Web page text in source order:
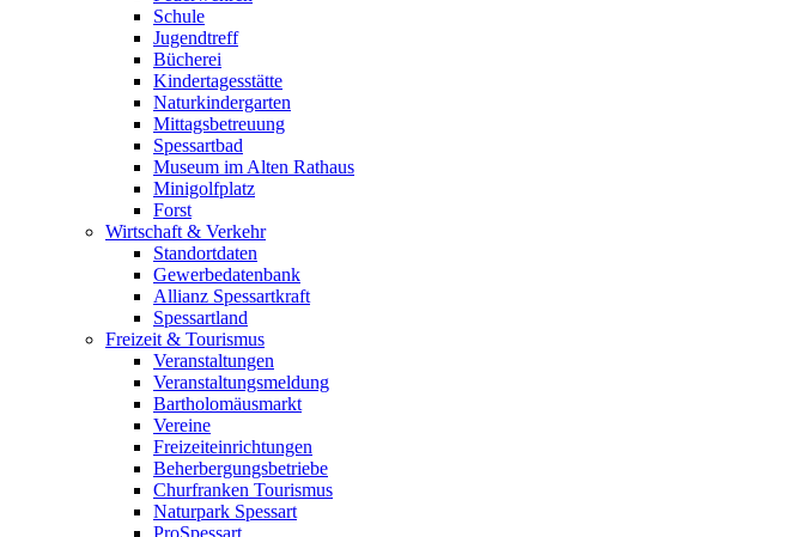
Schule
Jugendtreff
Bücherei
Kindertagesstätte
Naturkindergarten
Mittagsbetreuung
Spessartbad
Museum im Alten Rathaus
Minigolfplatz
Forst
Wirtschaft & Verkehr
Standortdaten
Gewerbedatenbank
Allianz Spessartkraft
Spessartland
Freizeit & Tourismus
Veranstaltungen
Veranstaltungsmeldung
Bartholomäusmarkt
Vereine
Freizeiteinrichtungen
Beherbergungsbetriebe
Churfranken Tourismus
Naturpark Spessart
ProSpessart